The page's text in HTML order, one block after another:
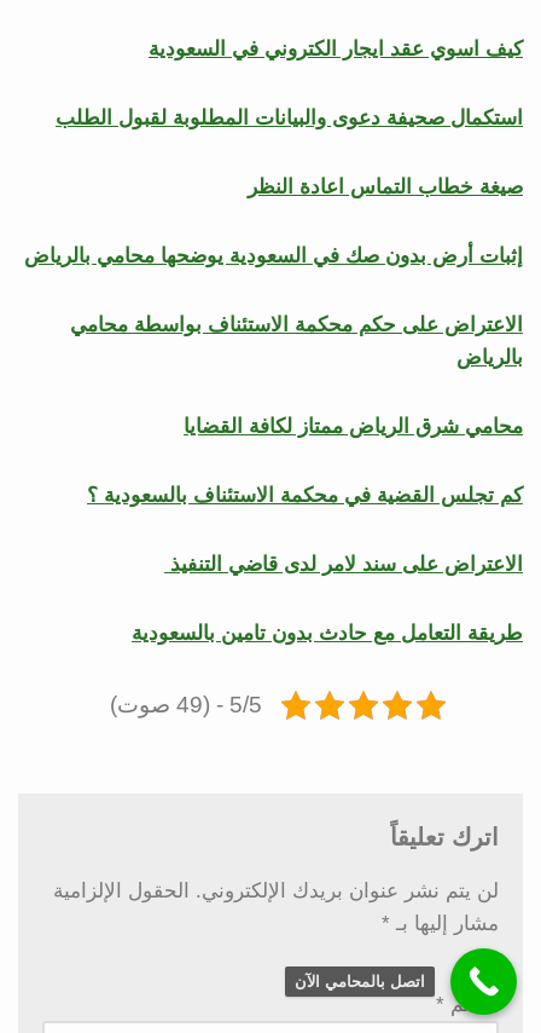
كيف اسوي عقد ايجار الكتروني في السعودية
استكمال صحيفة دعوى والبيانات المطلوبة لقبول الطلب
صيغة خطاب التماس اعادة النظر
إثبات أرض بدون صك في السعودية يوضحها محامي بالرياض
الاعتراض على حكم محكمة الاستئناف بواسطة محامي
بالرياض
محامي شرق الرياض ممتاز لكافة القضايا
كم تجلس القضية في محكمة الاستئناف بالسعودية ؟
الاعتراض على سند لامر لدى قاضي التنفيذ
طريقة التعامل مع حادث بدون تامين بالسعودية
5/5 - (49 صوت)
اترك تعليقاً
لن يتم نشر عنوان بريدك الإلكتروني.
الحقول الإلزامية
مشار إليها بـ *
الاسم *
اتصل بالمحامي الآن